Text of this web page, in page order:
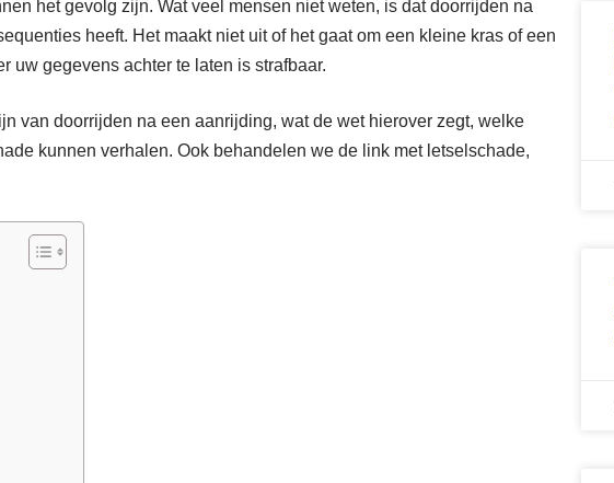
het gevolg zijn. Wat veel mensen niet weten, is dat doorrijden na
heeft. Het maakt niet uit of het gaat om een kleine kras of een
uw gegevens achter te laten is strafbaar.
van doorrijden na een aanrijding, wat de wet hierover zegt, welke
kunnen verhalen. Ook behandelen we de link met letselschade,